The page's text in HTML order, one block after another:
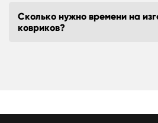
Сколько нужно времени на
ковриков?